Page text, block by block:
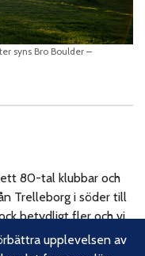
syns Bro Boulder –
80-tal klubbar och
Trelleborg i söder till
betydligt fler och vi
eller inte.Läs om
upplevelsen av